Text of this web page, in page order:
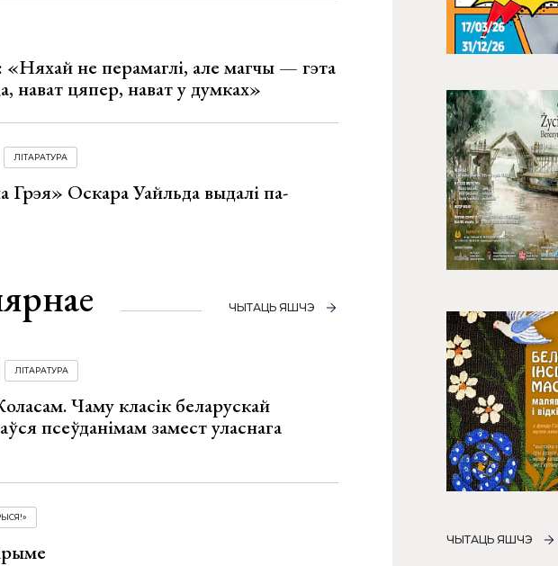
«Няхай не перамаглі, але магчы — гэта
нават цяпер, нават у думках»
ЛІТАРАТУРА
Оскара Уайльда выдалі па-
ЧЫТАЦЬ ЯШЧЭ
ЛІТАРАТУРА
Чаму класік беларускай
псеўданімам замест уласнага
ЧЫТАЦЬ ЯШЧЭ